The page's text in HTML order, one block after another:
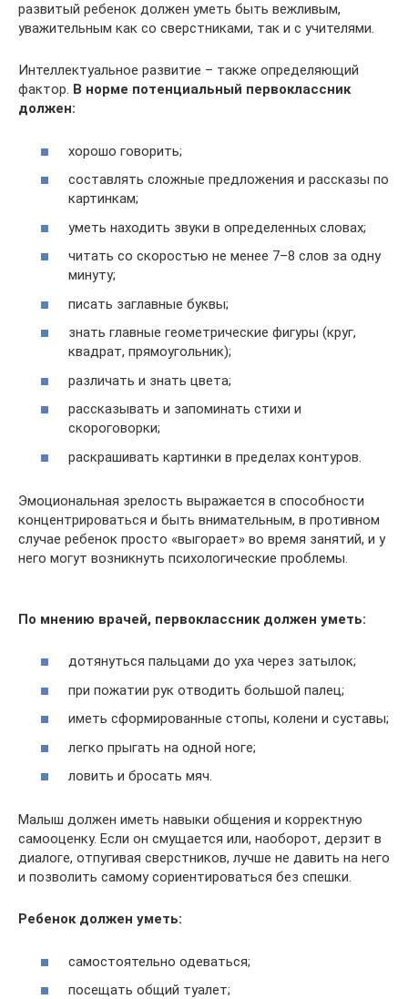
развитый ребенок должен уметь быть вежливым,
уважительным как со сверстниками, так и с учителями.
Интеллектуальное развитие – также определяющий
фактор. В норме потенциальный первоклассник
должен:
хорошо говорить;
составлять сложные предложения и рассказы по
картинкам;
уметь находить звуки в определенных словах;
читать со скоростью не менее 7–8 слов за одну
минуту;
писать заглавные буквы;
знать главные геометрические фигуры (круг,
квадрат, прямоугольник);
различать и знать цвета;
рассказывать и запоминать стихи и
скороговорки;
раскрашивать картинки в пределах контуров.
Эмоциональная зрелость выражается в способности
концентрироваться и быть внимательным, в противном
случае ребенок просто «выгорает» во время занятий, и у
него могут возникнуть психологические проблемы.
По мнению врачей, первоклассник должен уметь:
дотянуться пальцами до уха через затылок;
при пожатии рук отводить большой палец;
иметь сформированные стопы, колени и суставы;
легко прыгать на одной ноге;
ловить и бросать мяч.
Малыш должен иметь навыки общения и корректную
самооценку. Если он смущается или, наоборот, дерзит в
диалоге, отпугивая сверстников, лучше не давить на него
и позволить самому сориентироваться без спешки.
Ребенок должен уметь:
самостоятельно одеваться;
посещать общий туалет;